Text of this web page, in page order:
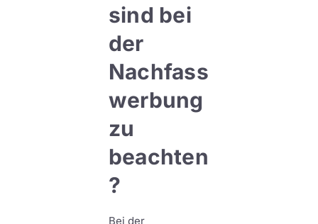
sind bei
der
Nachfass
werbung
zu
beachten
?
Bei der